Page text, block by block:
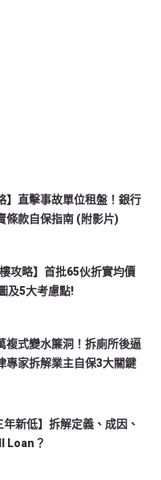
】直擊事故單位租盤！銀行
條款自保指南 (附影片)
攻略】首批65伙折實均價
及5大考慮點!
複式變水簾洞！拆廁所後逼
專家拆解業主自保3大關鍵
年新低】拆解定義、成因、
Loan？